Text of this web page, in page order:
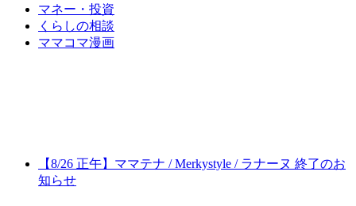
マネー・投資
くらしの相談
ママコマ漫画
【8/26 正午】ママテナ / Merkystyle / ラナーヌ 終了のお
知らせ